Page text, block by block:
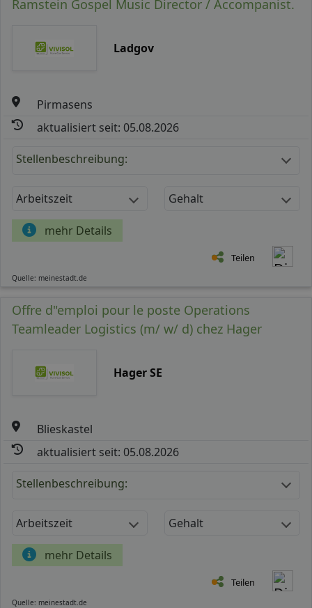
Ramstein Gospel Music Director / Accompanist.
Ladgov
Pirmasens
aktualisiert seit: 05.08.2026
Stellenbeschreibung:
Arbeitszeit Gehalt
mehr Details
Teilen
Quelle: meinestadt.de
Offre d"emploi pour le poste Operations
Teamleader Logistics (m/ w/ d) chez Hager
Hager SE
Blieskastel
aktualisiert seit: 05.08.2026
Stellenbeschreibung:
Arbeitszeit Gehalt
mehr Details
Teilen
Quelle: meinestadt.de